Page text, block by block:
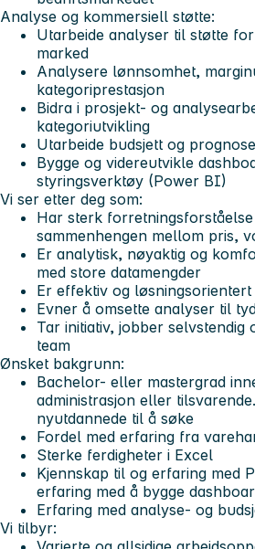
Analyse og kommersiell støtte:
Utarbeide analyser til støtte
marked
Analysere lønnsomhet,
kategoriprestasjon
Bidra i prosjekt- og
kategoriutvikling
Utarbeide budsjett og
Bygge og videreutvikle
styringsverktøy (Power BI)
Vi ser etter deg som:
Har sterk
sammenhengen mellom pris,
Er analytisk, nøyaktig og
med store datamengder
Er effektiv og løsningsorientert
Evner å omsette analyser til
Tar initiativ, jobber selvstendig
team
Ønsket bakgrunn:
Bachelor- eller mastergrad
administrasjon eller
nyutdannede til å søke
Fordel med erfaring fra
Sterke ferdigheter i Excel
Kjennskap til og erfaring med
erfaring med å bygge
Erfaring med analyse- og
Vi tilbyr: